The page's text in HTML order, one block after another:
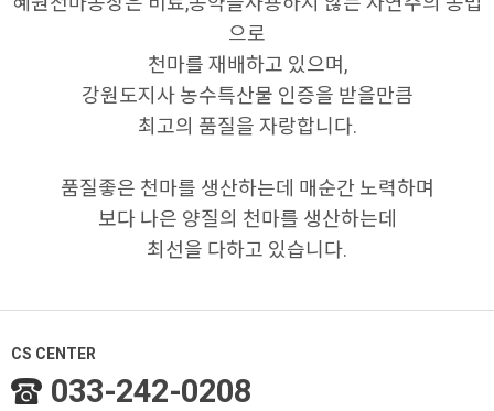
으로
천마를 재배하고 있으며,
강원도지사 농수특산물 인증을 받을만큼
최고의 품질을 자랑합니다.
품질좋은 천마를 생산하는데 매순간 노력하며
보다 나은 양질의 천마를 생산하는데
최선을 다하고 있습니다.
CS CENTER
033-242-0208